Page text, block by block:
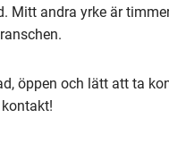
Mitt andra yrke är
öppen och lätt att ta